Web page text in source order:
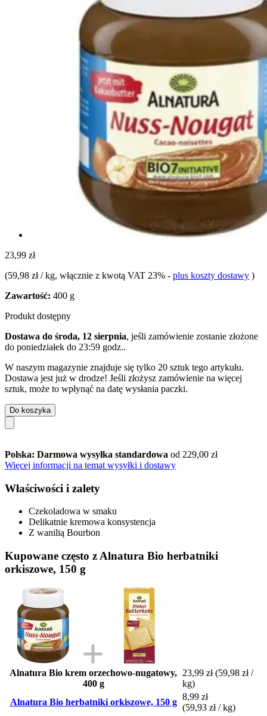
23,99 zł
(59,98 zł / kg, włącznie z kwotą VAT 23% - plus koszty dostawy )
Zawartość: 400 g
Produkt dostępny
Dostawa do środa, 12 sierpnia, jeśli zamówienie zostanie złożone
do poniedziałek do 23:59 godz..
W naszym magazynie znajduje się tylko 20 sztuk tego artykułu.
Dostawa jest już w drodze! Jeśli złożysz zamówienie na więcej
sztuk, może to wpłynąć na datę wysłania paczki.
Do koszyka
Polska: Darmowa wysyłka standardowa od 229,00 zł
Więcej informacji na temat wysyłki i dostawy
Właściwości i zalety
Czekoladowa w smaku
Delikatnie kremowa konsystencja
Z wanilią Bourbon
Kupowane często z Alnatura Bio herbatniki
orkiszowe, 150 g
Alnatura Bio krem orzechowo-nugatowy,
400 g
23,99 zł (59,98 zł /
kg)
Alnatura Bio herbatniki orkiszowe, 150 g
8,99 zł
(59,93 zł / kg)